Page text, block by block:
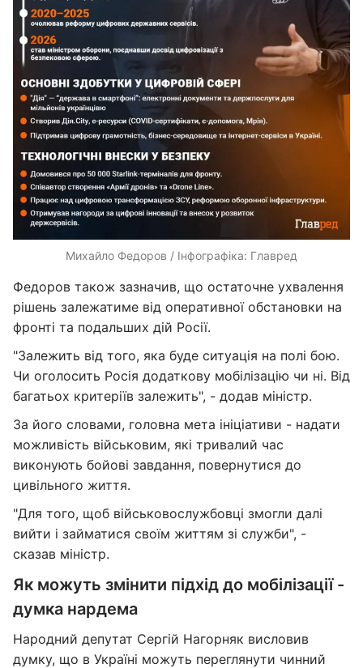
Михайло Федоров / Інфографіка: Главред
Федоров також зазначив, що остаточне ухвалення
рішень залежатиме від оперативної обстановки на
фронті та подальших дій Росії.
"Залежить від того, яка буде ситуація на полі бою.
Чи оголосить Росія додаткову мобілізацію чи ні. Від
багатьох критеріїв залежить", - додав міністр.
За його словами, головна мета ініціативи - надати
можливість військовим, які тривалий час
виконують бойові завдання, повернутися до
цивільного життя.
"Для того, щоб військовослужбовці змогли далі
вийти і займатися своїм життям зі служби", -
сказав міністр.
Як можуть змінити підхід до мобілізації -
думка нардема
Народний депутат Сергій Нагорняк висловив
думку, що в Україні можуть переглянути чинний